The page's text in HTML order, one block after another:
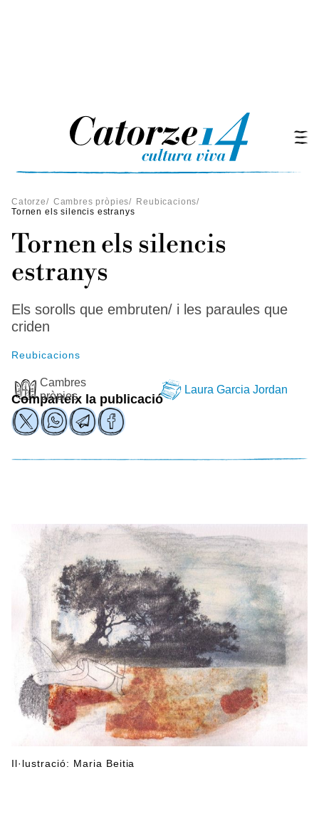
Catorze/ Cambres pròpies/ Reubicacions/
​Tornen els silencis estranys
​Tornen els silencis
estranys
Els sorolls que embruten/ i les paraules que
criden
Reubicacions
Cambres
pròpies
Laura Garcia Jordan
Comparteix la publicació
Il·lustració: Maria Beitia